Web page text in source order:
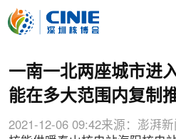
一南一北两座城市进
能在多大范围内复制
2021-12-06 09:42来源：澎湃新